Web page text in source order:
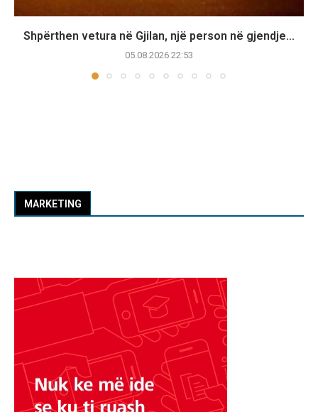
Shpërthen vetura në Gjilan, një person në gjendje...
05.08.2026 22:53
MARKETING